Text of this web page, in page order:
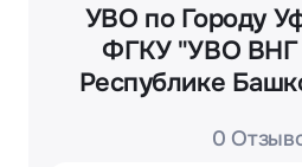
УВО по Городу
ФГКУ "УВО ВНГ
Республике
0